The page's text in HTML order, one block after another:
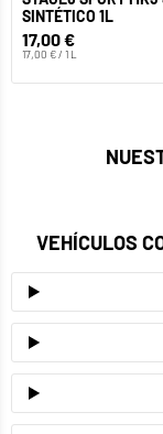
SINTÉTICO 1L
17,00 €
17,00 € / 1 L
VEHÍCULOS